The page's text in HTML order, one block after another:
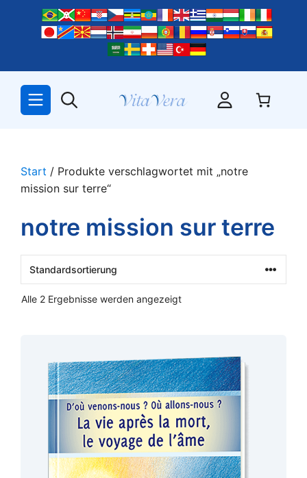
springen
Start / Produkte verschlagwortet mit „notre
mission sur terre“
notre mission sur terre
Alle 2 Ergebnisse werden angezeigt